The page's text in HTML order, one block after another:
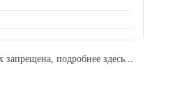
запрещена,подробнее здесь...